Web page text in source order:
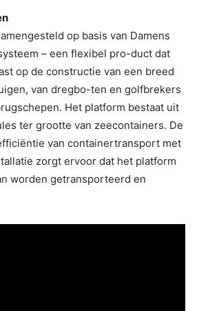
op basis van Damens
– een flexibel pro-duct dat
op de constructie van een breed
van dregbo-ten en golfbrekers
Het platform bestaat uit
ter grootte van zeecontainers. De
van containertransport met
zorgt ervoor dat het platform
worden getransporteerd en